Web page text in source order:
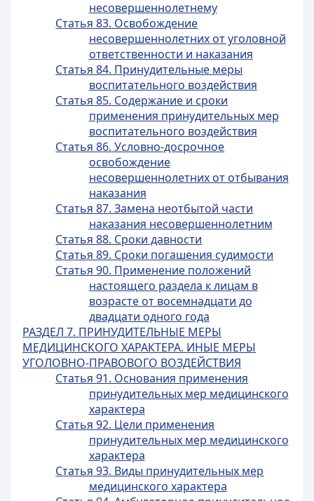
несовершеннолетнему
Статья 83. Освобождение
несовершеннолетних от уголовной
ответственности и наказания
Статья 84. Принудительные меры
воспитательного воздействия
Статья 85. Содержание и сроки
применения принудительных мер
воспитательного воздействия
Статья 86. Условно-досрочное
освобождение
несовершеннолетних от отбывания
наказания
Статья 87. Замена неотбытой части
наказания несовершеннолетним
Статья 88. Сроки давности
Статья 89. Сроки погашения судимости
Статья 90. Применение положений
настоящего раздела к лицам в
возрасте от восемнадцати до
двадцати одного года
РАЗДЕЛ 7. ПРИНУДИТЕЛЬНЫЕ МЕРЫ
МЕДИЦИНСКОГО ХАРАКТЕРА. ИНЫЕ МЕРЫ
УГОЛОВНО-ПРАВОВОГО ВОЗДЕЙСТВИЯ
Статья 91. Основания применения
принудительных мер медицинского
характера
Статья 92. Цели применения
принудительных мер медицинского
характера
Статья 93. Виды принудительных мер
медицинского характера